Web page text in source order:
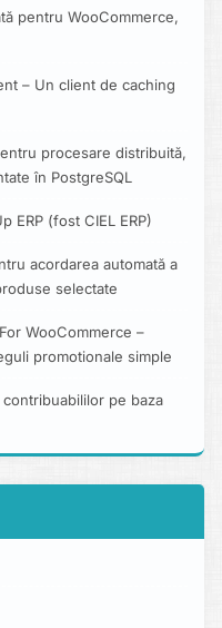
pentru WooCommerce,
– Un client de caching
procesare distribuită,
în PostgreSQL
ERP (fost CIEL ERP)
acordarea automată a
selectate
WooCommerce –
promotionale simple
pe baza